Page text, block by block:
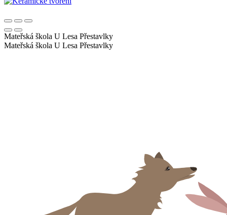
Mateřská škola U Lesa Přestavlky
Mateřská škola U Lesa Přestavlky